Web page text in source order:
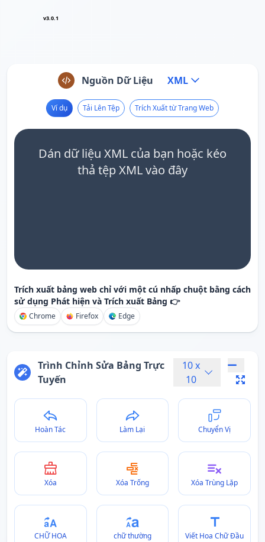
v3.0.1
Nguồn Dữ Liệu XML
Ví dụ Tải Lên Tệp Trích Xuất từ Trang Web
Dán dữ liệu XML của bạn hoặc kéo
thả tệp XML vào đây
Trích xuất bảng web chỉ với một cú nhấp chuột bằng cách
sử dụng Phát hiện và Trích xuất Bảng 👉
Chrome Firefox Edge
Trình Chỉnh Sửa Bảng Trực
Tuyến
10x
10
Hoàn Tác Làm Lại Chuyển Vị
Xóa Xóa Trống Xóa Trùng Lặp
CHỮ HOA chữ thường Viết Hoa Chữ Đầu